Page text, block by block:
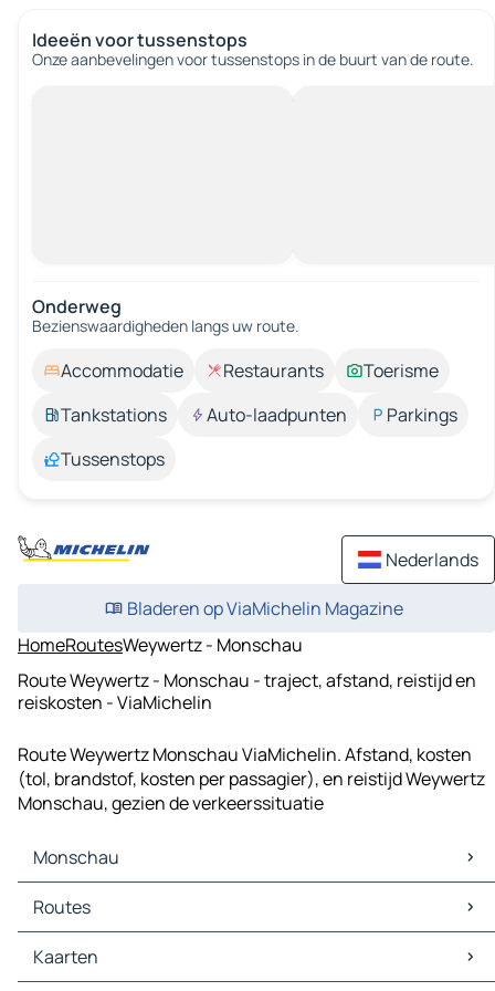
Ideeën voor tussenstops
Onze aanbevelingen voor tussenstops in de buurt van de route.
Onderweg
Bezienswaardigheden langs uw route.
Accommodatie Restaurants
Toerisme
Tankstations
Auto-laadpunten
Parkings
Tussenstops
Nederlands
Bladeren op ViaMichelin Magazine
HomeRoutesWeywertz - Monschau
Route Weywertz - Monschau - traject, afstand, reistijd en
reiskosten - ViaMichelin
Route Weywertz Monschau ViaMichelin. Afstand, kosten
(tol, brandstof, kosten per passagier), en reistijd Weywertz
Monschau, gezien de verkeerssituatie
Monschau
Monschau Kaarten
Monschau Verkeer
Monschau Hotels
Monschau Restaurants
Routes
Routes Monschau - Aken
Routes Monschau - Verviers
Kaarten